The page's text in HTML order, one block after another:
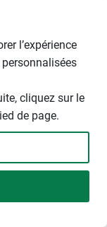
FILTRER
l’expérience
cliquez sur le
de page.